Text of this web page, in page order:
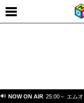
NOW ON AIR 25:00～ エム